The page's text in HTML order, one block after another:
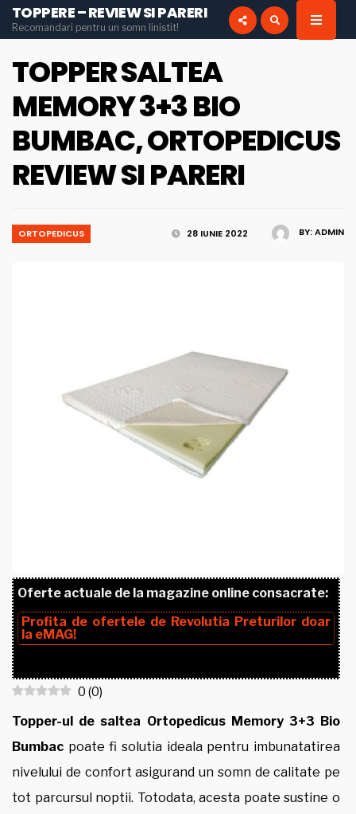
INSTAGRAM PINTEREST
for:
TOPPERE – REVIEW SI PARERI
Recomandari pentru un somn linistit!
TOPPER SALTEA
MEMORY 3+3 BIO
BUMBAC, ORTOPEDICUS
REVIEW SI PARERI
BY:ADMIN
28 IUNIE 2022
ORTOPEDICUS
Oferte actuale de la magazine online consacrate:
Profita de ofertele de Revolutia Preturilor doar
la eMAG!
0 (0)
Topper-ul de saltea Ortopedicus Memory 3+3 Bio
Bumbac poate fi solutia ideala pentru imbunatatirea
nivelului de confort asigurand un somn de calitate pe
tot parcursul noptii. Totodata, acesta poate sustine o